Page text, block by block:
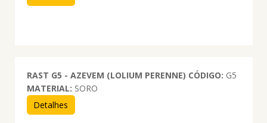
RAST G5 - AZEVEM (LOLIUM PERENNE) CÓDIGO: G5
MATERIAL: SORO
Detalhes